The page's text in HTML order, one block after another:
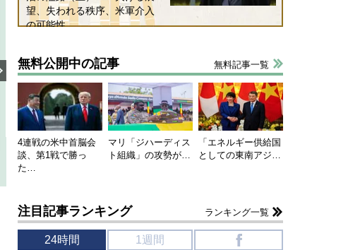
韓国にも理解してほしい「極東
1905年体制」における日米韓安
全保障協力の意味
千々和泰明
2026年5月15日
ホルムズ海峡危機で加速したエ
ネルギー転換が「中国依存」に
行き着くリスク
小山堅
2026年5月14日
望、失われる秩序、米軍介入
の可能性
無料公開中の記事 無料記事一覧
4連戦の米中首脳会
談、第1戦で勝っ
た…
マリ「ジハーディス
ト組織」の攻勢が…
「エネルギー供給国
としての東南アジ…
注目記事ランキング ランキング一覧
24時間 1週間